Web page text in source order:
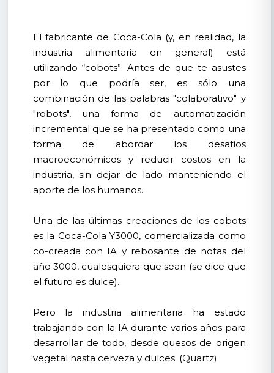
El fabricante de Coca-Cola (y, en realidad, la
industria alimentaria en general) está
utilizando “cobots”. Antes de que te asustes
por lo que podría ser, es sólo una
combinación de las palabras "colaborativo" y
"robots", una forma de automatización
incremental que se ha presentado como una
forma de abordar los desafíos
macroeconómicos y reducir costos en la
industria, sin dejar de lado manteniendo el
aporte de los humanos.
Una de las últimas creaciones de los cobots
es la Coca-Cola Y3000, comercializada como
co-creada con IA y rebosante de notas del
año 3000, cualesquiera que sean (se dice que
el futuro es dulce).
Pero la industria alimentaria ha estado
trabajando con la IA durante varios años para
desarrollar de todo, desde quesos de origen
vegetal hasta cerveza y dulces. (Quartz)